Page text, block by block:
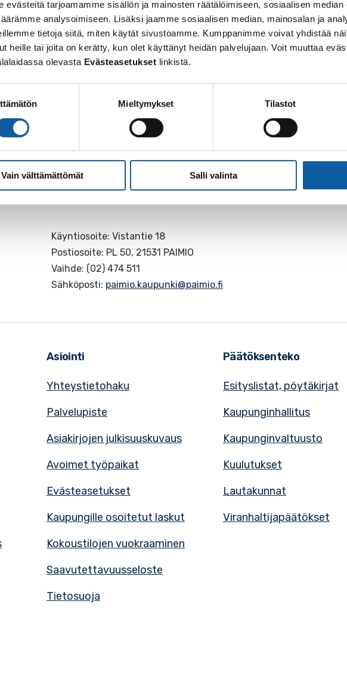
evästeitä tarjoamamme sisällön ja mainosten räätälöimiseen, sosiaalisen
analysoimiseen. Lisäksi jaamme sosiaalisen median, mainosalan ja
tietoja siitä, miten käytät sivustoamme. Kumppanimme voivat yhdistää
heille tai joita on kerätty, kun olet käyttänyt heidän palvelujaan. Voit muuttaa
olevasta Evästeasetukset linkistä.
Mieltymykset Tilastot
Vain välttämättömät Salli valinta
kokonaisuudessaan täällä.
käytettävät taitotaulut löydättäältä
Käyntiosoite: Vistantie 18
Postiosoite: PL 50, 21531 PAIMIO
Vaihde: (02) 474 511
Sähköposti: paimio.kaupunki@paimio.fi
Asiointi
Yhteystietohaku
Palvelupiste
Asiakirjojen julkisuuskuvaus
Avoimet työpaikat
Evästeasetukset
Kaupungille osoitetut laskut
Kokoustilojen vuokraaminen
Saavutettavuusseloste
Tietosuoja
Päätöksenteko
Esityslistat, pöytäkirjat
Kaupunginhallitus
Kaupunginvaltuusto
Kuulutukset
Lautakunnat
Viranhaltijapäätökset